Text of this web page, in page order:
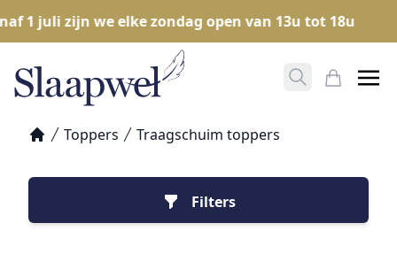
1 juli zijn we elke zondag open van 13u tot 18u
ZoekenMijn
Toppers Traagschuim toppers
Filters